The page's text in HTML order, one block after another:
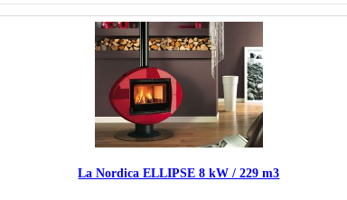
La Nordica ELLIPSE 8 kW / 229 m3